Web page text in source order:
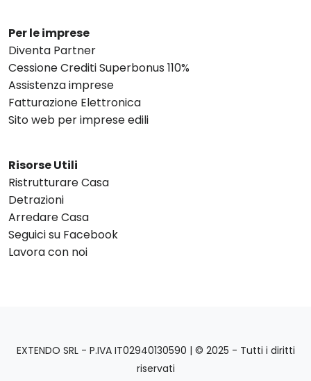
Per le imprese
Diventa Partner
Cessione Crediti Superbonus 110%
Assistenza imprese
Fatturazione Elettronica
Sito web per imprese edili
Risorse Utili
Ristrutturare Casa
Detrazioni
Arredare Casa
Seguici su Facebook
Lavora con noi
EXTENDO SRL - P.IVA IT02940130590 | © 2025 - Tutti i diritti
riservati